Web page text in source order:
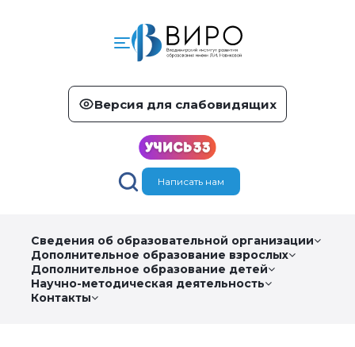
Версия для слабовидящих
Написать нам
Сведения об образовательной организации
Дополнительное образование взрослых
Дополнительное образование детей
Научно-методическая деятельность
Контакты